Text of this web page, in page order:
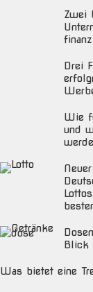
Zwei
Drei
Wie
und
Blick
Was bietet eine